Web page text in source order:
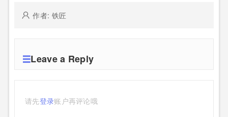
作者: 铁匠
Leave a Reply
请先登录账户再评论哦